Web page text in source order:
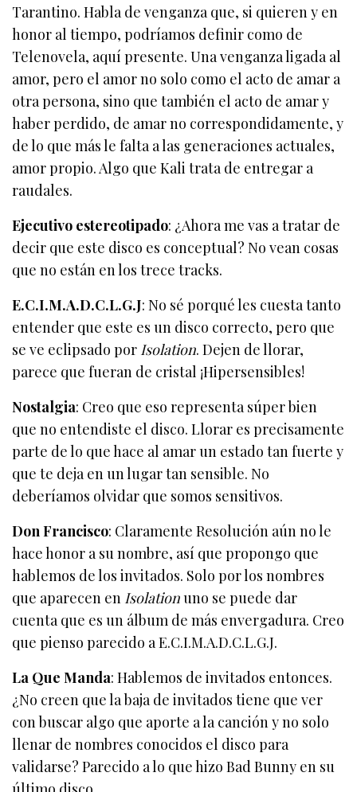
Tarantino. Habla de venganza que, si quieren y en
honor al tiempo, podríamos definir como de
Telenovela, aquí presente. Una venganza ligada al
amor, pero el amor no solo como el acto de amar a
otra persona, sino que también el acto de amar y
haber perdido, de amar no correspondidamente, y
de lo que más le falta a las generaciones actuales,
amor propio. Algo que Kali trata de entregar a
raudales.
Ejecutivo estereotipado: ¿Ahora me vas a tratar de
decir que este disco es conceptual? No vean cosas
que no están en los trece tracks.
E.C.I.M.A.D.C.L.G.J: No sé porqué les cuesta tanto
entender que este es un disco correcto, pero que
se ve eclipsado por Isolation. Dejen de llorar,
parece que fueran de cristal ¡Hipersensibles!
Nostalgia: Creo que eso representa súper bien
que no entendiste el disco. Llorar es precisamente
parte de lo que hace al amar un estado tan fuerte y
que te deja en un lugar tan sensible. No
deberíamos olvidar que somos sensitivos.
Don Francisco: Claramente Resolución aún no le
hace honor a su nombre, así que propongo que
hablemos de los invitados. Solo por los nombres
que aparecen en Isolationuno se puede dar
cuenta que es un álbum de más envergadura. Creo
que pienso parecido a E.C.I.M.A.D.C.L.G.J.
La Que Manda: Hablemos de invitados entonces.
¿No creen que la baja de invitados tiene que ver
con buscar algo que aporte a la canción y no solo
llenar de nombres conocidos el disco para
validarse? Parecido a lo que hizo Bad Bunny en su